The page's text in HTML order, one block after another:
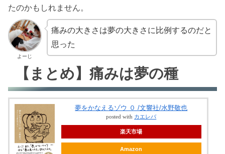
たのかもしれません。
よーじ
痛みの大きさは夢の大きさに比例するのだと
思った
【まとめ】痛みは夢の種
夢をかなえるゾウ ０ /文響社/水野敬也
posted with カエレバ
楽天市場
Amazon